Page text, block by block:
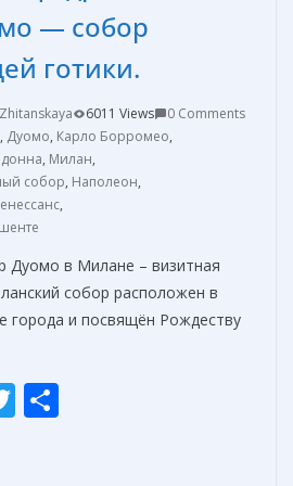
— собор
готики.
6011 Views
0 Comments
, Дуомо, Карло Борромео,
, Милан,
собор, Наполеон,
,
Дуомо в Милане – визитная
собор расположен в
города и посвящён Рождеству
T